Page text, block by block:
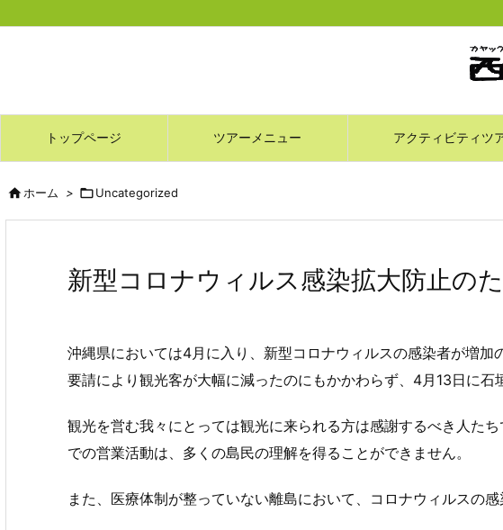
トップページ ツアーメニュー アクティビティツ
ホーム > Uncategorized
新型コロナウィルス感染拡大防止の
沖縄県においては4月に入り、新型コロナウィルスの感染者が増
要請により観光客が大幅に減ったのにもかかわらず、4月13日に石
観光を営む我々にとっては観光に来られる方は感謝するべき人た
での営業活動は、多くの島民の理解を得ることができません。
また、医療体制が整っていない離島において、コロナウィルスの